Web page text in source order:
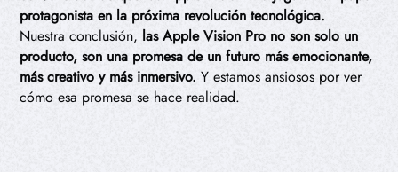
protagonista en la próxima revolución tecnológica.
Nuestra conclusión, las Apple Vision Pro no son solo un
producto, son una promesa de un futuro más emocionante,
más creativo y más inmersivo. Y estamos ansiosos por ver
cómo esa promesa se hace realidad.